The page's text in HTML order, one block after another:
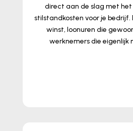
direct aan de slag met het
stilstandkosten voor je bedrijf.
winst, loonuren die
werknemers die eigenlijk